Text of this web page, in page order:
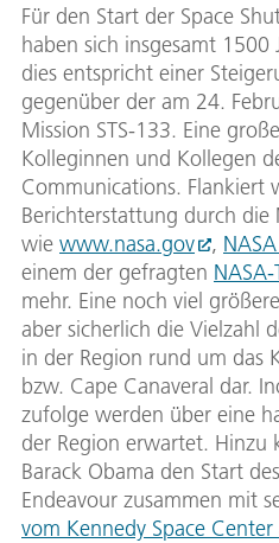
Für den Start der Space
haben sich insgesamt
dies entspricht einer
gegenüber der am 24.
Mission STS-133. Eine
Kolleginnen und Kollegen
Communications. Flankiert
Berichterstattung durch die
wie www.nasa.gov ,
einem der gefragten
mehr. Eine noch viel
aber sicherlich die Vielzahl
in der Region rund um das
bzw. Cape Canaveral dar.
zufolge werden über eine
der Region erwartet. Hinzu
Barack Obama den Start
Endeavour zusammen mit
vom Kennedy Space